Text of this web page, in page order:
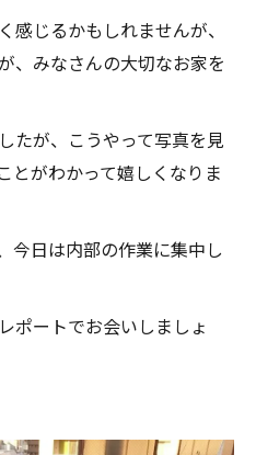
感じるかもしれませんが、
、みなさんの大切なお家を
たが、こうやって写真を見
とがわかって嬉しくなりま
今日は内部の作業に集中し
ポートでお会いしましょ